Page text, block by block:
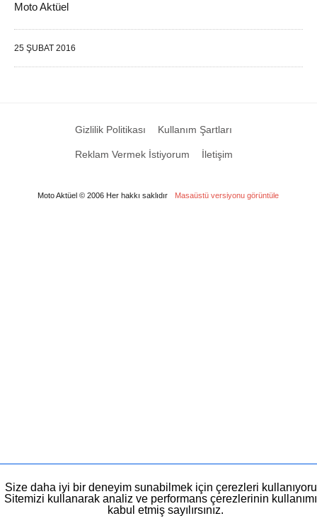
Moto Aktüel
25 ŞUBAT 2016
Gizlilik Politikası Kullanım Şartları
Reklam Vermek İstiyorum İletişim
Moto Aktüel © 2006 Her hakkı saklıdır Masaüstü versiyonu görüntüle
Size daha iyi bir deneyim sunabilmek için çerezleri
Sitemizi kullanarak analiz ve performans çerezlerinin
kabul etmiş sayılırsınız.